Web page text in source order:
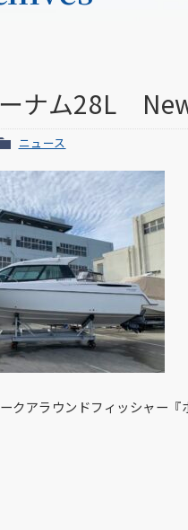
ーナム28L
ニュース
クアラウンドフィッシャー『